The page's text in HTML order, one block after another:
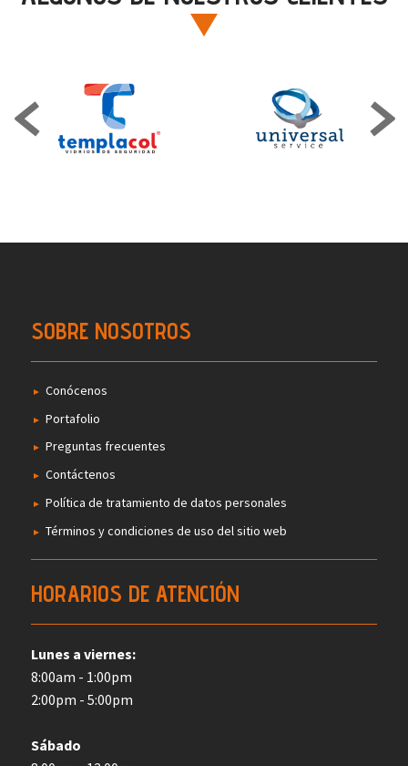
SOBRE NOSOTROS
Conócenos
Portafolio
Preguntas frecuentes
Contáctenos
Política de tratamiento de datos personales
Términos y condiciones de uso del sitio web
HORARIOS DE ATENCIÓN
Lunes a viernes:
8:00am - 1:00pm
2:00pm - 5:00pm
Sábado